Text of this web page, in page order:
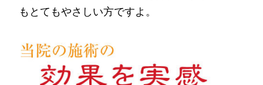
もとてもやさしい方ですよ。